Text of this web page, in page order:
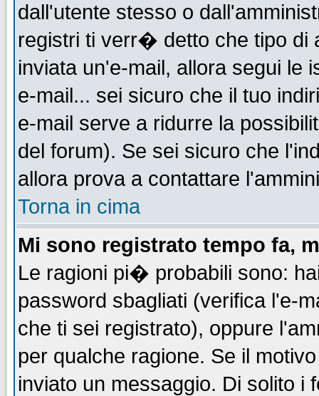
dall'utente stesso o
registri ti verr� detto che tipo
inviata un'e-mail, allora segui le
e-mail... sei sicuro che il tuo
e-mail serve a ridurre la
del forum). Se sei sicuro che
allora prova a contattare
Torna in cima
Mi sono registrato tempo fa,
Le ragioni pi� probabili sono:
password sbagliati (verifica l'e-
che ti sei registrato), oppure
per qualche ragione. Se il
inviato un messaggio. Di solito i